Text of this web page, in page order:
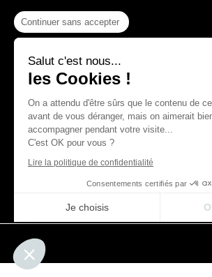
Maison
Continuer sans accepter
Salut c'est nous...
les Cookies !
On a attendu d'être sûrs que le contenu de
avant de vous déranger, mais on aimerait
accompagner pendant votre visite...
C'est OK pour vous ?
Lire la politique de confidentialité
Consentements certifiés par
Je choisis
Notre plateforme vous permet d'adapter